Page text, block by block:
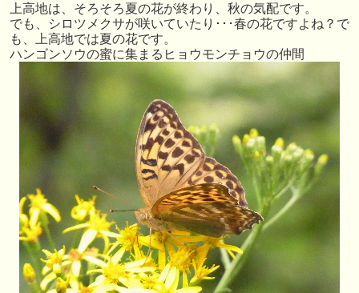
上高地は、そろそろ夏の花が終わり、秋の気配です。
でも、シロツメクサが咲いていたり･･･春の花ですよね？で
も、上高地では夏の花です。
ハンゴンソウの蜜に集まるヒョウモンチョウの仲間